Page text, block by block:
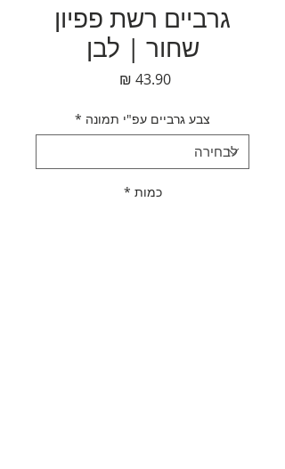
גרביים רשת פפיון
שחור | לבן
‏43.90 ‏₪
צבע גרביים עפ"י תמונה *
כמות *